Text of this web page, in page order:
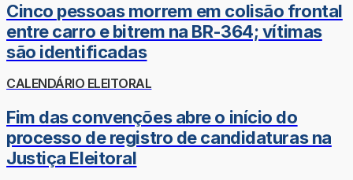
Cinco pessoas morrem em colisão frontal
entre carro e bitrem na BR-364; vítimas
são identificadas
CALENDÁRIO ELEITORAL
Fim das convenções abre o início do
processo de registro de candidaturas na
Justiça Eleitoral